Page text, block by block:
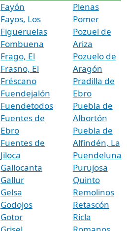
Fayón
Fayos, Los
Figueruelas
Fombuena
Frago, El
Frasno, El
Fréscano
Fuendejalón
Fuendetodos
Fuentes de
Ebro
Fuentes de
Jiloca
Gallocanta
Gallur
Gelsa
Godojos
Gotor
Plenas
Pomer
Pozuel de
Ariza
Pozuelo de
Aragón
Pradilla de
Ebro
Puebla de
Albortón
Puebla de
Alfindén, La
Puendeluna
Purujosa
Quinto
Remolinos
Retascón
Ricla